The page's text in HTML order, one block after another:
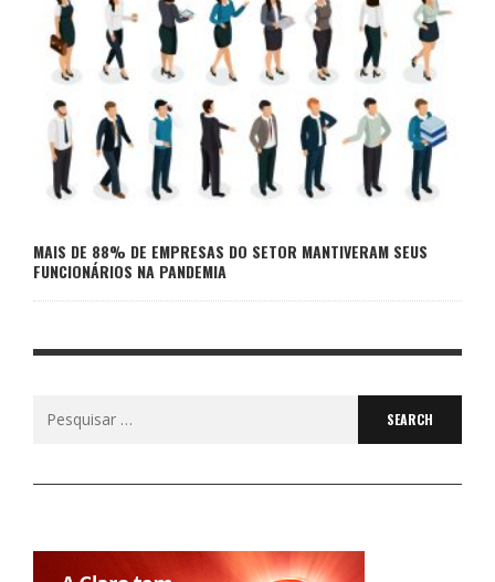
MAIS DE 88% DE EMPRESAS DO SETOR MANTIVERAM SEUS
FUNCIONÁRIOS NA PANDEMIA